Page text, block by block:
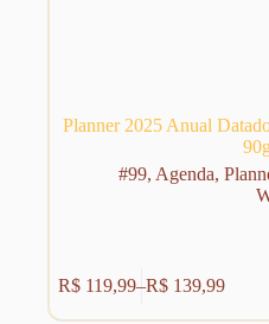
Planner 2025 Anual
#99, Agenda,
R$ 119,99–R$ 139,99
Faixa
de
produto
tem